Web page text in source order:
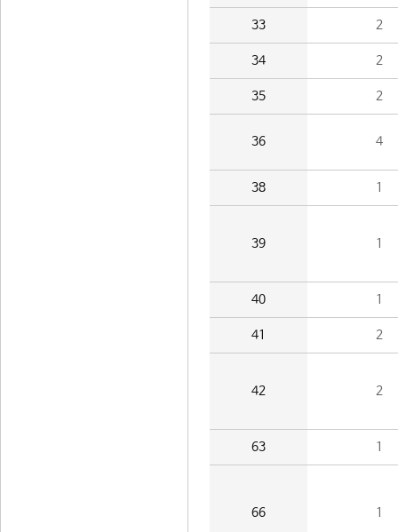
33 2
34 2
35 2
36 4
38 1
39 1
40 1
41 2
42 2
63 1
66 1